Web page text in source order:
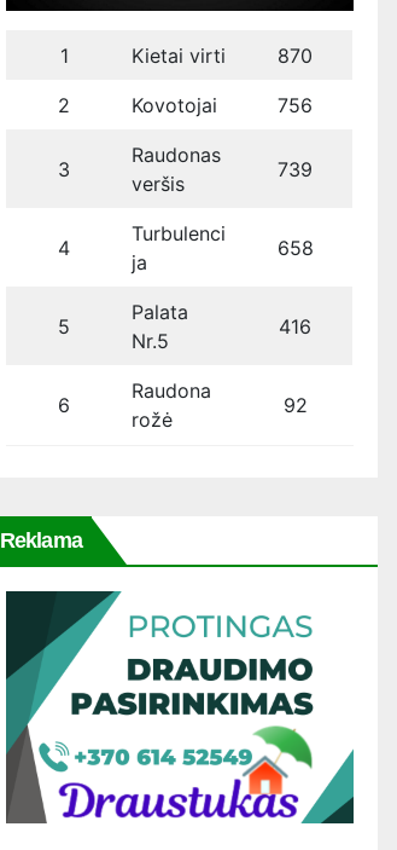
1 Kietai virti 870
2 Kovotojai 756
3
Raudonas
veršis
739
4
Turbulenci
ja
658
5
Palata
Nr.5
416
6
Raudona
rožė
92
Reklama